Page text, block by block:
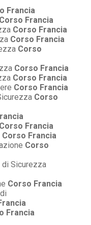
Francia
Corso Francia
Corso Francia
Corso Francia
Corso
Corso Francia
Corso Francia
Corso Francia
Corso
Corso Francia
Corso Francia
Corso
di Sicurezza
Corso Francia
Francia